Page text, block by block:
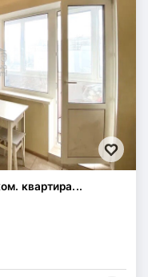
квартира...